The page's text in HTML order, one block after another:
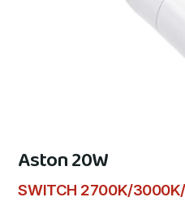
Aston 20W
SWITCH 2700K/